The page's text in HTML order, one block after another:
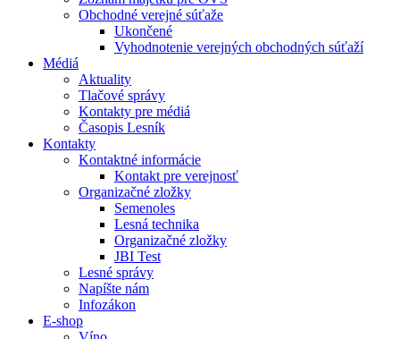
Obchodné verejné súťaže
Ukončené
Vyhodnotenie verejných obchodných súťaží
Médiá
Aktuality
Tlačové správy
Kontakty pre médiá
Časopis Lesník
Kontakty
Kontaktné informácie
Kontakt pre verejnosť
Organizačné zložky
Semenoles
Lesná technika
Organizačné zložky
JBI Test
Lesné správy
Napíšte nám
Infozákon
E-shop